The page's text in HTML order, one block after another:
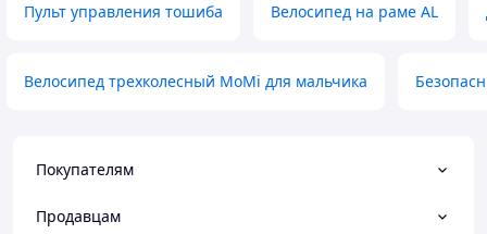
Пульт управления тошиба Велосипед на раме AL
Велосипед трехколесный MoMi для мальчика
Покупателям
Продавцам